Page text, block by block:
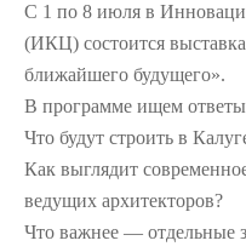
С 1 по 8 июля в
(ИКЦ) состоится выставка
ближайшего будущего».
В программе ищем
Что будут строить в
Как выглядит
ведущих архитекторов?
Что важнее — отдельные